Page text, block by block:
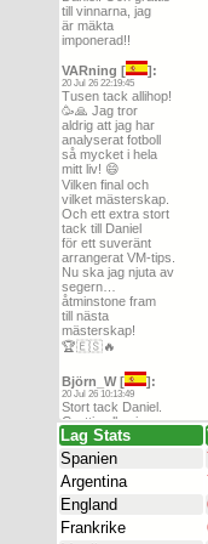
Jonisco, jonki
Julle1891
Karlbeer
KistaHills,
Kolmilan194,
Lamell ,
Larsilund, Larssa
Lenny K
Limpan79
lovewiklund,
LUDDEK
macattack,
Malta, Mange69
mangemunkjensen
ManonLaBleue
Masa2511
MatteGoal
Max,
MaxOElla,
MediocreJoker,
MNilion, Mocba
Montequesta
Morrocki
Mr
mummel
Nilslowbeer
till vinnarna, jag
är mäkta
imponerad!!
VARning [ ]:
20 Jul 26 22:19:45
Tusen tack allihop!
🥳🙏 Jag tror
aldrig att jag har
analyserat fotboll
så mycket i hela
mitt liv! 😄
Vilken final och
vilket mästerskap.
Och ett extra stort
tack till Daniel
för ett suveränt
arrangerat VM-tips.
Nu ska jag njuta av
segern…
åtminstone fram
till nästa
mästerskap!
🏆🇪🇸🔥
Björn_W [ ]:
20 Jul 26 10:13:49
Stort tack Daniel.
Grattis alla vinnare
Stadion [
20 Jul 26 10:00:01
Stort tack, detta
är är verkligen
det i särklass
roligaste och bäst
uppstyrda
Lag Stats
Spanien
Argentina
England
Frankrike